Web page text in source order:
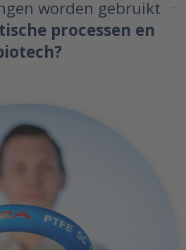
worden gebruikt
processen en